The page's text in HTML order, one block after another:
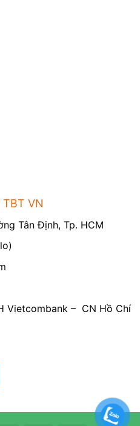
TBT VN
Tân Định, Tp. HCM
Vietcombank – CN Hồ Chí